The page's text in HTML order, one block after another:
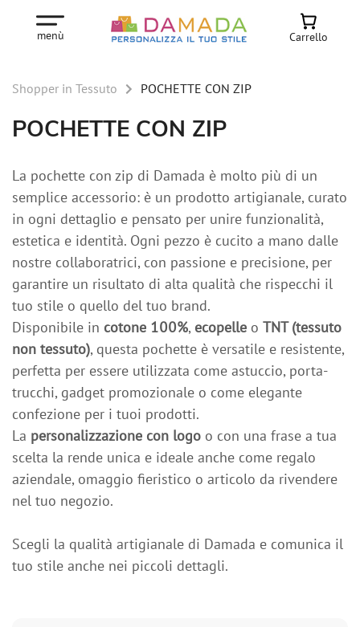
menù Carrello
Shopper in Tessuto POCHETTE CON ZIP
POCHETTE CON ZIP
La pochette con zip di Damada è molto più di un
semplice accessorio: è un prodotto artigianale, curato
in ogni dettaglio e pensato per unire funzionalità,
estetica e identità. Ogni pezzo è cucito a mano dalle
nostre collaboratrici, con passione e precisione, per
garantire un risultato di alta qualità che rispecchi il
tuo stile o quello del tuo brand.
Disponibile in cotone 100%, ecopelle o
TNT (tessuto
non tessuto), questa pochette è versatile e resistente,
perfetta per essere utilizzata come astuccio, porta-
trucchi, gadget promozionale o come elegante
confezione per i tuoi prodotti.
La personalizzazione con logo o con una frase a tua
scelta la rende unica e ideale anche come regalo
aziendale, omaggio fieristico o articolo da rivendere
nel tuo negozio.
Scegli la qualità artigianale di Damada e comunica il
tuo stile anche nei piccoli dettagli.